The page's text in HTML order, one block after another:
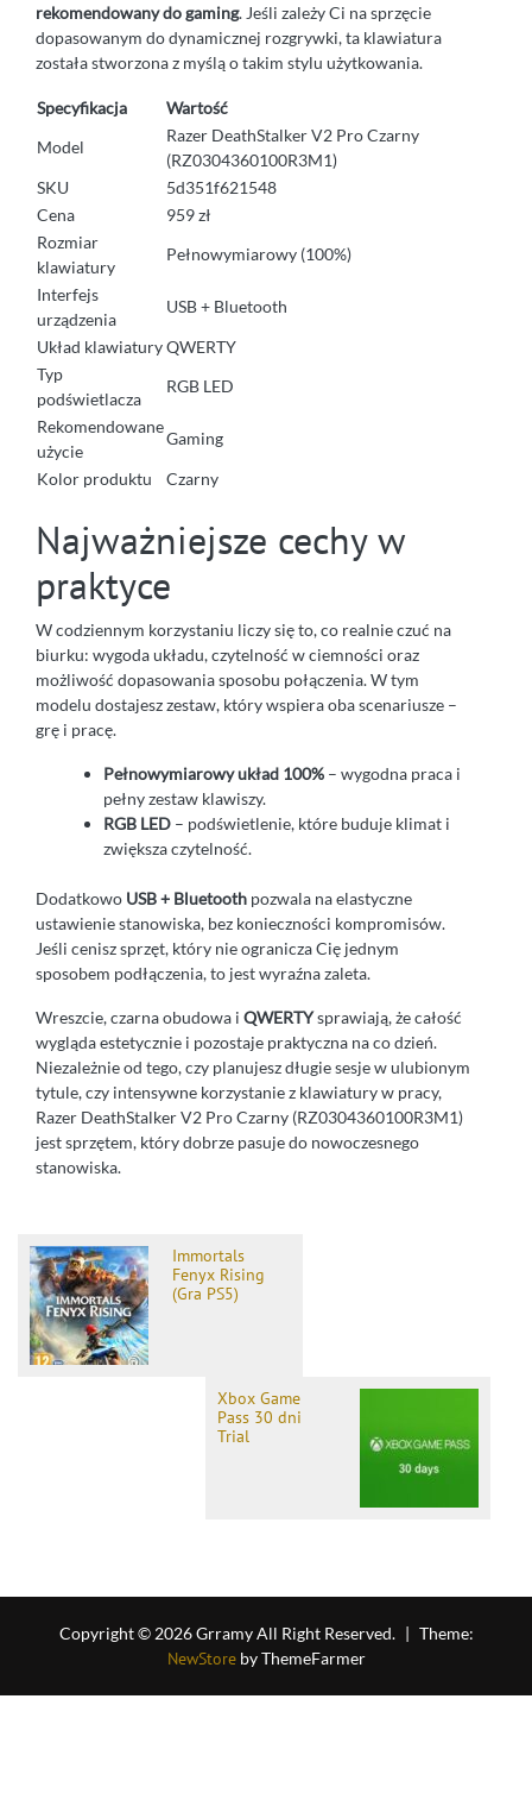
rekomendowany do gaming. Jeśli zależy Ci na sprzęcie
dopasowanym do dynamicznej rozgrywki, ta klawiatura
została stworzona z myślą o takim stylu użytkowania.
Specyfikacja
Wartość
Model
Razer DeathStalker V2 Pro Czarny
(RZ0304360100R3M1)
SKU
5d351f621548
Cena
959 zł
Rozmiar
klawiatury
Pełnowymiarowy (100%)
Interfejs
urządzenia
USB + Bluetooth
Układ klawiaturyQWERTY
Typ
podświetlacza
RGB LED
Rekomendowane
użycie
Gaming
Kolor produktu
Czarny
Najważniejsze cechy w
praktyce
W codziennym korzystaniu liczy się to, co realnie czuć na
biurku: wygoda układu, czytelność w ciemności oraz
możliwość dopasowania sposobu połączenia. W tym
modelu dostajesz zestaw, który wspiera oba scenariusze –
grę i pracę.
Pełnowymiarowy układ 100% – wygodna praca i
pełny zestaw klawiszy.
RGB LED – podświetlenie, które buduje klimat i
zwiększa czytelność.
Dodatkowo USB + Bluetooth pozwala na elastyczne
ustawienie stanowiska, bez konieczności kompromisów.
Jeśli cenisz sprzęt, który nie ogranicza Cię jednym
sposobem podłączenia, to jest wyraźna zaleta.
Wreszcie, czarna obudowa i QWERTYsprawiają, że całość
wygląda estetycznie i pozostaje praktyczna na co dzień.
Niezależnie od tego, czy planujesz długie sesje w ulubionym
tytule, czy intensywne korzystanie z klawiatury w pracy,
Razer DeathStalker V2 Pro Czarny (RZ0304360100R3M1)
jest sprzętem, który dobrze pasuje do nowoczesnego
stanowiska.
Immortals
Fenyx Rising
(Gra PS5)
Xbox Game
Pass 30 dni
Trial
Copyright © 2026 Grramy All Right Reserved. | Theme:
NewStoreby ThemeFarmer